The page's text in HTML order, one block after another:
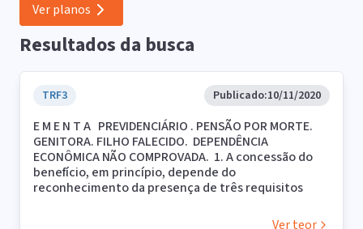
Ver planos
Resultados da busca
TRF3 Publicado:10/11/2020
E M E N T A PREVIDENCIÁRIO . PENSÃO POR MORTE.
GENITORA. FILHO FALECIDO. DEPENDÊNCIA
ECONÔMICA NÃO COMPROVADA. 1. A concessão do
benefício, em princípio, depende do
reconhecimento da presença de três requisitos
e a dependência econômica em relação a ele na data
Ver teor